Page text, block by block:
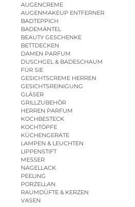
AUGENCREME
AUGENMAKEUP ENTFERNER
BADTEPPICH
BADEMÄNTEL
BEAUTY GESCHENKE
BETTDECKEN
DAMEN PARFUM
DUSCHGEL & BADESCHAUM
FÜR SIE
GESICHTSCREME HERREN
GESICHTSREINIGUNG
GLÄSER
GRILLZUBEHÖR
HERREN PARFUM
KOCHBESTECK
KOCHTÖPFE
KÜCHENGERÄTE
LAMPEN & LEUCHTEN
LIPPENSTIFT
MESSER
NAGELLACK
PEELING
PORZELLAN
RAUMDÜFTE & KERZEN
VASEN